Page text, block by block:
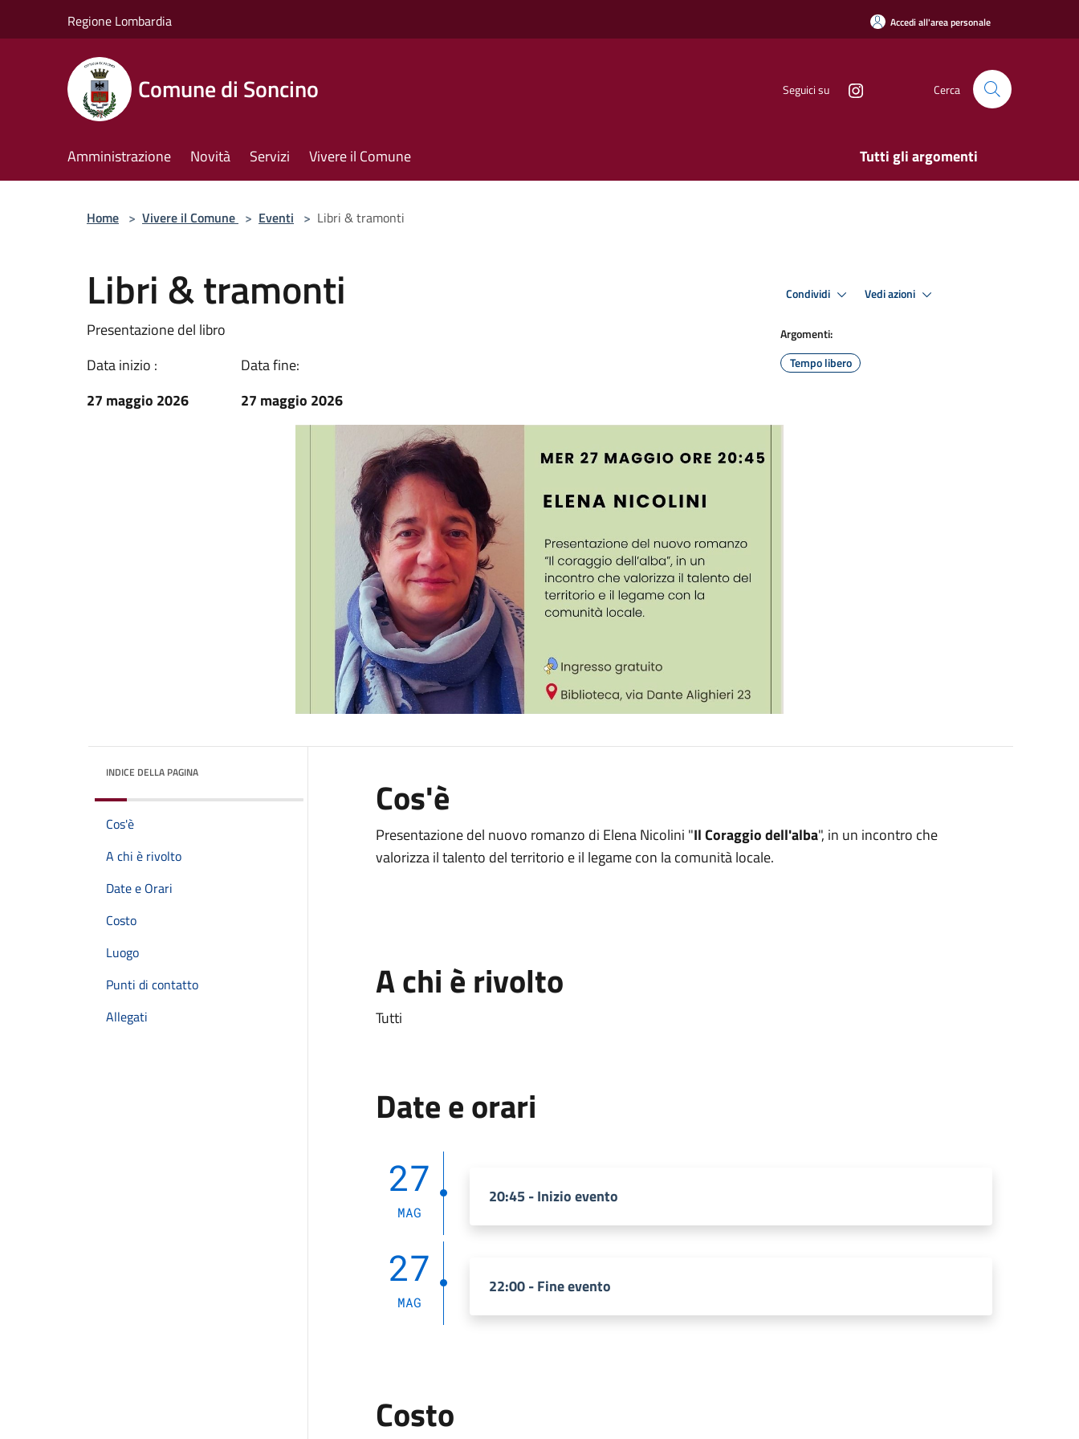
Regione Lombardia Accedi all'area personale
Comune di Soncino Seguici su Cerca
Amministrazione Novità Servizi Vivere il Comune Tutti gli argomenti
Home > Vivere il Comune > Eventi > Libri & tramonti
Libri & tramonti
Presentazione del libro
Data inizio :
27 maggio 2026
Data fine:
27 maggio 2026
Condividi Vedi azioni
Argomenti:
Tempo libero
INDICE DELLA PAGINA
Cos'è
A chi è rivolto
Date e Orari
Costo
Luogo
Punti di contatto
Allegati
Cos'è
Presentazione del nuovo romanzo di Elena Nicolini "Il Coraggio dell'alba", in un incontro che
valorizza il talento del territorio e il legame con la comunità locale.
A chi è rivolto
Tutti
Date e orari
27
MAG
20:45 - Inizio evento
27
MAG
22:00 - Fine evento
Costo